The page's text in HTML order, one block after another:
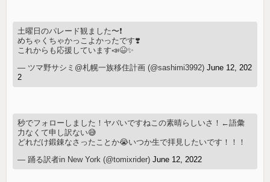
土曜日のパレード観ました〜❗️
めちゃくちゃかっこよかったです❣️
これからも応援しています📣😆✨
— ツマ野サシミ@札幌一族移住計画 (@sashimi3992)June 12, 202
2
秒でフォローしました！ヤバいですねこの素晴らしいさ！←語彙
力なくて申し訳ない😅
どれだけ鍛錬なさったことか😭いつか生で拝見したいです！！！
— 踊る訳者in New York (@tomixrider)June 12, 2022